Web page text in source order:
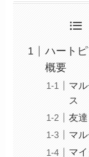
ハート
概要
マ
ス
友
マ
マ